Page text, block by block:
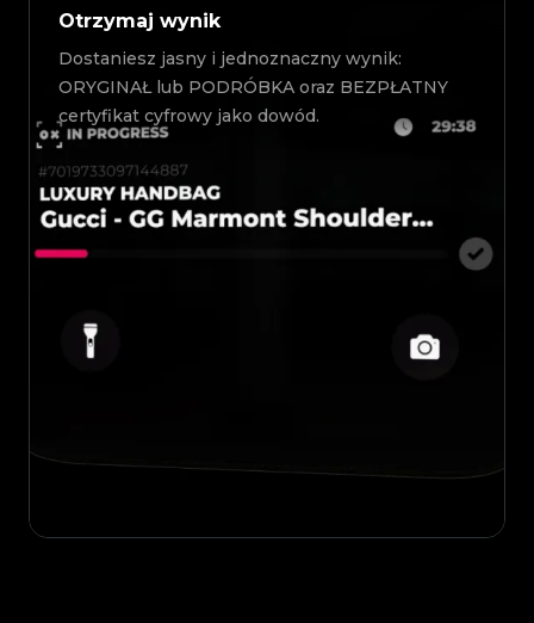
Otrzymaj wynik
Dostaniesz jasny i jednoznaczny wynik:
ORYGINAŁ lub PODRÓBKA oraz BEZPŁATNY
certyfikat cyfrowy jako dowód.